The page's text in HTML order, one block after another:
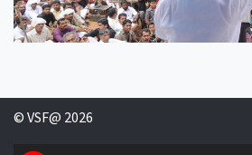
© VSF@ 2026